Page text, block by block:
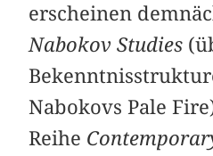
erscheinen
Nabokov Studies
Nabokovs Pale
Reihe